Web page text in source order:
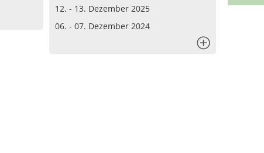
12. - 13. Dezember 2025
06. - 07. Dezember 2024